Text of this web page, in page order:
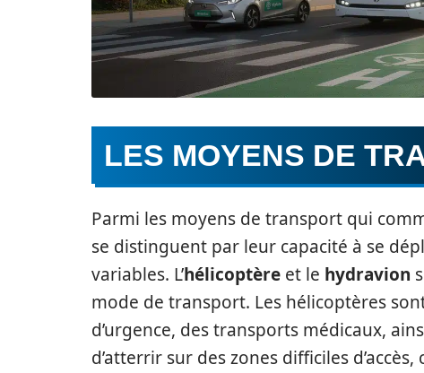
LES MOYENS DE
Parmi les moyens de transport qui
se distinguent par leur capacité à se
variables. L’hélicoptère et le hydravion
mode de transport. Les hélicoptères
d’urgence, des transports médicaux,
d’atterrir sur des zones difficiles